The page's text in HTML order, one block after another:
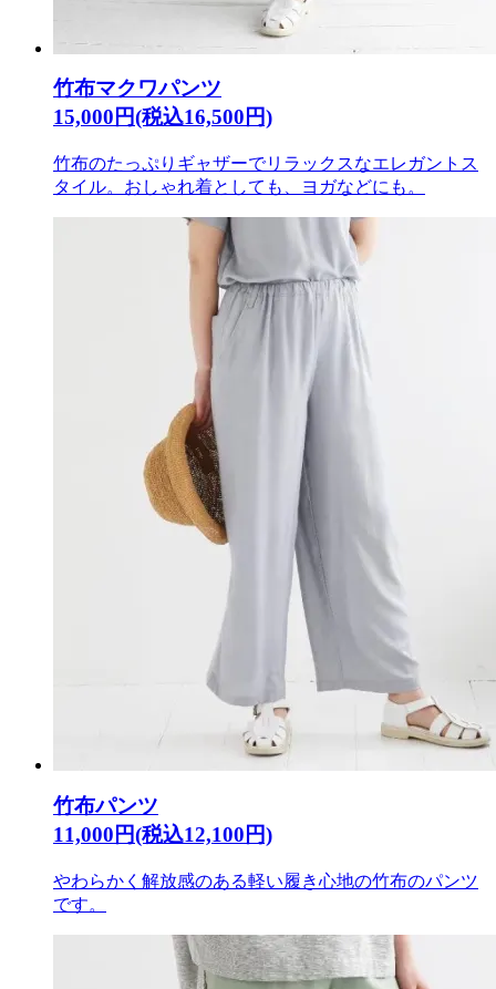
竹布マクワパンツ
15,000円(税込16,500円)
竹布のたっぷりギャザーでリラックスなエレガントス
タイル。おしゃれ着としても、ヨガなどにも。
竹布パンツ
11,000円(税込12,100円)
やわらかく解放感のある軽い履き心地の竹布のパンツ
です。